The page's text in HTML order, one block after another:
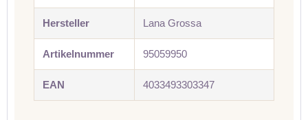
Hersteller Lana Grossa
Artikelnummer 95059950
EAN 4033493303347